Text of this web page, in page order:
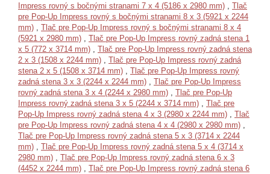
Impress rovný s bočnými stranami 7 x 4 (5186 x 2980 mm) , Tlač
pre Pop-Up Impress rovný s bočnými stranami 8 x 3 (5921 x 2244
mm) , Tlač pre Pop-Up Impress rovný s bočnými stranami 8 x 4
(5921 x 2980 mm) , Tlač pre Pop-Up Impress rovný zadná stena 1
x 5 (772 x 3714 mm) , Tlač pre Pop-Up Impress rovný zadná stena
2 x 3 (1508 x 2244 mm) , Tlač pre Pop-Up Impress rovný zadná
stena 2 x 5 (1508 x 3714 mm) , Tlač pre Pop-Up Impress rovný
zadná stena 3 x 3 (2244 x 2244 mm) , Tlač pre Pop-Up Impress
rovný zadná stena 3 x 4 (2244 x 2980 mm) , Tlač pre Pop-Up
Impress rovný zadná stena 3 x 5 (2244 x 3714 mm) , Tlač pre
Pop-Up Impress rovný zadná stena 4 x 3 (2980 x 2244 mm) , Tlač
pre Pop-Up Impress rovný zadná stena 4 x 4 (2980 x 2980 mm) ,
Tlač pre Pop-Up Impress rovný zadná stena 5 x 3 (3714 x 2244
mm) , Tlač pre Pop-Up Impress rovný zadná stena 5 x 4 (3714 x
2980 mm) , Tlač pre Pop-Up Impress rovný zadná stena 6 x 3
(4452 x 2244 mm) , Tlač pre Pop-Up Impress rovný zadná stena 6